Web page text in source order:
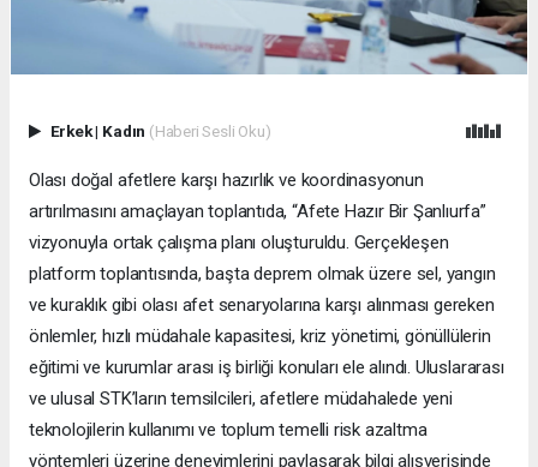
Erkek| Kadın (Haberi Sesli Oku)
Olası doğal afetlere karşı hazırlık ve koordinasyonun
artırılmasını amaçlayan toplantıda, “Afete Hazır Bir Şanlıurfa”
vizyonuyla ortak çalışma planı oluşturuldu. Gerçekleşen
platform toplantısında, başta deprem olmak üzere sel, yangın
ve kuraklık gibi olası afet senaryolarına karşı alınması gereken
önlemler, hızlı müdahale kapasitesi, kriz yönetimi, gönüllülerin
eğitimi ve kurumlar arası iş birliği konuları ele alındı. Uluslararası
ve ulusal STK’ların temsilcileri, afetlere müdahalede yeni
teknolojilerin kullanımı ve toplum temelli risk azaltma
yöntemleri üzerine deneyimlerini paylaşarak bilgi alışverişinde